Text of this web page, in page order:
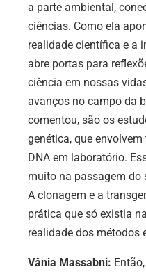
a parte ambiental,
ciências. Como ela
realidade científica e a
abre portas para
ciência em nossas
avanços no campo da
comentou, são os
genética, que
DNA em laboratório.
muito na passagem do
A clonagem e a
prática que só existia
realidade dos métodos
Vânia Massabni: